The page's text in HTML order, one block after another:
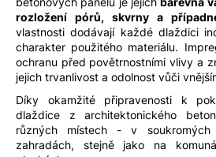
rozložení pórů, skvrny a
vlastnosti dodávají každé dlaždici
charakter použitého materiálu.
ochranu před povětrnostními vlivy a
jejich trvanlivost a odolnost vůči
Díky okamžité připravenosti k
dlaždice z architektonického
různých místech - v
zahradách, stejně jako na